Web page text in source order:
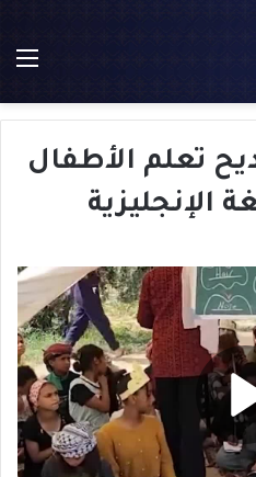
تعلم الأطفال
الإنجليزية